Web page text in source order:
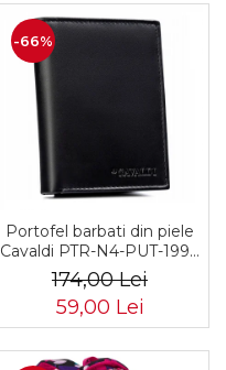
-66%
Portofel barbati din piele
Cavaldi PTR-N4-PUT-1994
BL
174,00 Lei
59,00 Lei